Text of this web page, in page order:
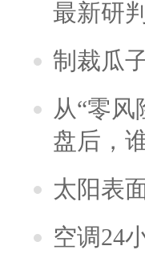
最新研判
制裁瓜
从“零
盘后，
太阳表
空调24